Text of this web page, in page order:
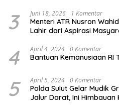
3 Juni 18, 2026 1 Komentar
Menteri ATR Nusron
Lahir dari Aspirasi
4 April 4, 2024 0 Komentar
Bantuan Kemanusiaan RI
5 April 5, 2024 0 Komentar
Polda Sulut Gelar Mudik
Jalur Darat, Ini Himbauan